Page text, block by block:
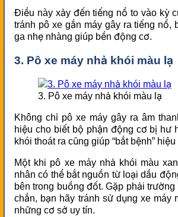
Điều này xảy đến tiếng nổ to vào kỳ
tránh pô xe gắn máy gây ra tiếng nổ,
ga nhẹ nhàng giúp bền động cơ.
3. Pô xe máy nhả khói màu lạ
3. Pô xe máy nhả khói màu lạ
Không chỉ pô xe máy gây ra âm
hiệu cho biết bộ phận động cơ bị hư
khói thoát ra cũng giúp “bắt bệnh” hiệu
Một khi pô xe máy nhả khói màu
nhân có thể bắt nguồn từ loại dầu
bên trong buồng đốt. Gặp phải
chắn, bạn hãy tránh sử dụng xe máy
những cơ sở uy tín.